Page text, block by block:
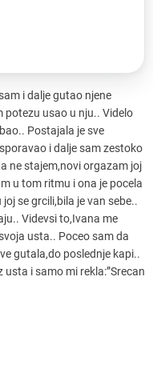
i dalje gutao njene
potezu usao u nju.. Videlo
Postajala je sve
i dalje sam zestoko
ne stajem,novi orgazam joj
u tom ritmu i ona je pocela
se grcili,bila je van sebe..
Videvsi to,Ivana me
usta.. Poceo sam da
gutala,do poslednje kapi..
i samo mi rekla:”Srecan